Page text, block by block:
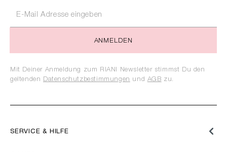
SERVICE & HILFE
ANMELDEN
Mit Deiner Anmeldung zum RIANI Newsletter stimmst Du den
geltenden Datenschutzbestimmungen und AGB zu.